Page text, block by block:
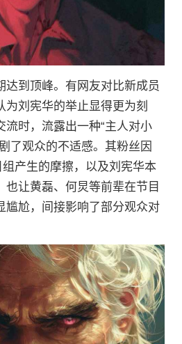
达到顶峰。有网友对比新成员
为刘宪华的举止显得更为刻
流时，流露出一种“主人对小
了观众的不适感。其粉丝因
组产生的摩擦，以及刘宪华本
也让黄磊、何炅等前辈在节目
尴尬，间接影响了部分观众对